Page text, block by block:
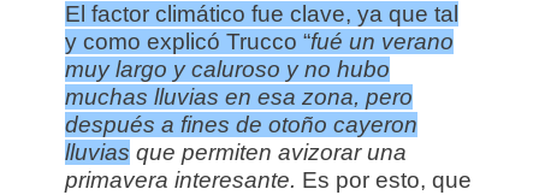
El factor climático fue clave, ya que tal
y como explicó Trucco “fué un verano
muy largo y caluroso y no hubo
muchas lluvias en esa zona, pero
después a fines de otoño cayeron
lluvias que permiten avizorar una
primavera interesante. Es por esto, que